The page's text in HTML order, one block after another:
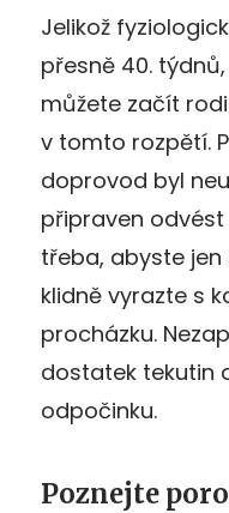
Jelikož
přesně 40.
můžete začít
v tomto rozpětí.
doprovod byl
připraven
třeba, abyste
klidně vyrazte s
procházku.
dostatek tekutin
odpočinku.
Poznejte